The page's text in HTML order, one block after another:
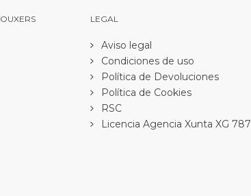
LEGAL
Aviso legal
Condiciones de uso
Política de Devoluciones
Política de Cookies
RSC
Licencia Agencia Xunta XG 787